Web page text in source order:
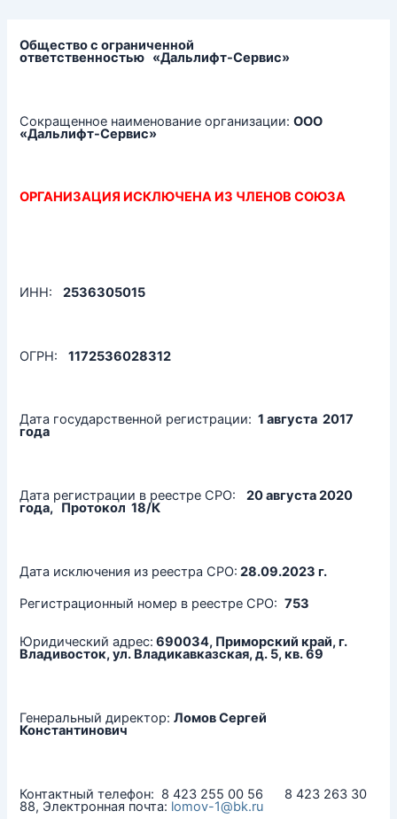
Общество с ограниченной
ответственностью «Дальлифт-Сервис»
Сокращенное наименование организации:ООО
«Дальлифт-Сервис»
ОРГАНИЗАЦИЯ ИСКЛЮЧЕНА ИЗ ЧЛЕНОВ СОЮЗА
ИНН:2536305015
ОГРН:1172536028312
Дата государственной регистрации: 1 августа 2017
года
Дата регистрации в реестре СРО:20 августа 2020
года, Протокол 18/К
Дата исключения из реестра СРО: 28.09.2023 г.
Регистрационный номер в реестре СРО:753
Юридический адрес: 690034, Приморский край, г.
Владивосток, ул. Владикавказская, д. 5, кв. 69
Генеральный директор:Ломов Сергей
Константинович
Контактный телефон: 8 423 255 00 56 8 423 263 30
88, Электронная почта: lomov-1@bk.ru